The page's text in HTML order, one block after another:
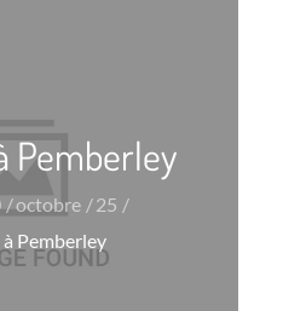
Pemberley
octobre
25
Pemberley